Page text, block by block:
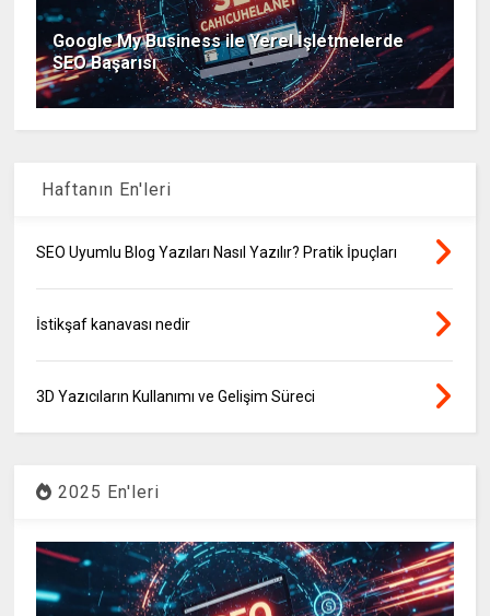
Google My Business ile Yerel İşletmelerde
SEO Başarısı
Haftanın En'leri
SEO Uyumlu Blog Yazıları Nasıl Yazılır? Pratik İpuçları
İstikşaf kanavası nedir
3D Yazıcıların Kullanımı ve Gelişim Süreci
2025 En'leri